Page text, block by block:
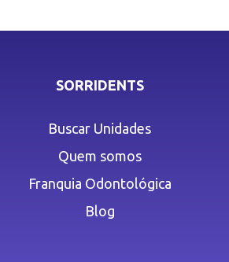
SORRIDENTS
Buscar Unidades
Quem somos
Franquia Odontológica
Blog